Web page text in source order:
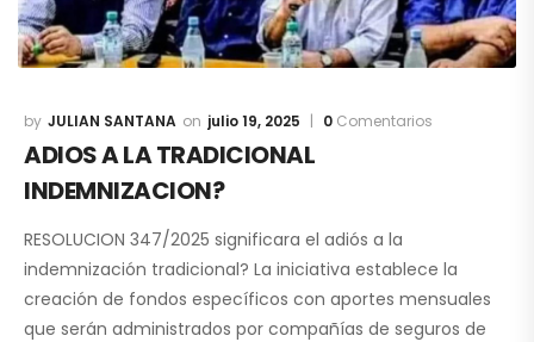
JULIAN SANTANA julio 19, 2025 0 Comentarios
ADIOS A LA TRADICIONAL
INDEMNIZACION?
RESOLUCION 347/2025 significara el adiós a la
indemnización tradicional? La iniciativa establece la
creación de fondos específicos con aportes mensuales
que serán administrados por compañías de seguros de